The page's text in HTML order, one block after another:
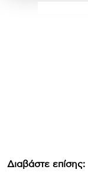
Διαβάστε επίσης: